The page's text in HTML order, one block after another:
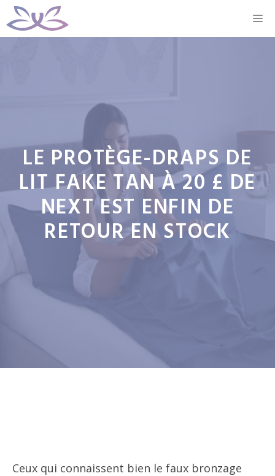
Aller
au
LE PROTÈGE-DRAPS DE
LIT FAKE TAN À 20 £ DE
NEXT EST ENFIN DE
RETOUR EN STOCK
Ceux qui connaissent bien le faux bronzage